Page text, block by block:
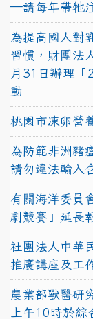
—請每年帶牠
為提高國人對
習慣，財團法
月31日辦理「
動
桃園市凍卵營
為防範非洲豬
請勿違法輸入
有關海洋委員
劇競賽」延長
社團法人中華
推廣講座及工
農業部獸醫研
上午10時於